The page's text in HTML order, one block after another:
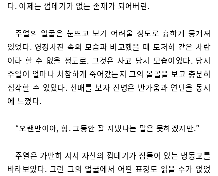
다. 이제는 껍데기가 없는 존재가 되어버린.
주열의 얼굴은 눈뜨고 보기 어려울 정도로 흉하게 뭉개져
있었다. 영정사진 속의 모습과 비교했을 때 도저히 같은 사람
이라 할 수 없을 정도로. 그것은 사고 당시 모습이었다. 당시
주열이 얼마나 처참하게 죽어갔는지 그의 몰골을 보고 충분히
짐작할 수 있었다. 선배를 보자 진명은 반가움과 연민을 동시
에 느꼈다.
“오랜만이야, 형. 그동안 잘 지냈냐는 말은 못하겠지만.”
주열은 가만히 서서 자신의 껍데기가 잠들어 있는 냉동고를
바라보았다. 그런 그의 얼굴에서 어떤 표정도 읽을 수가 없었